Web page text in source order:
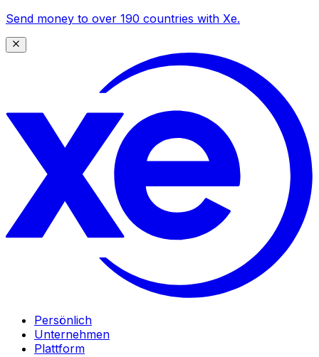
Send money to over 190 countries with Xe.
Persönlich
Unternehmen
Plattform